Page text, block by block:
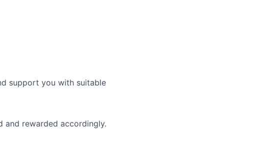
support you with suitable
and rewarded accordingly.